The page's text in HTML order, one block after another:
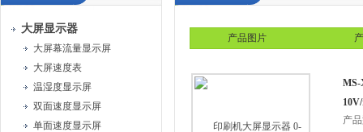
大屏显示器
大屏幕流量显示屏
大屏速度表
温湿度显示屏
双面速度显示屏
单面速度显示屏
产品图片
MS-
产